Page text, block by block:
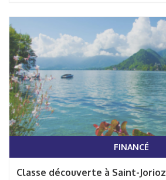
FINANCÉ
Classe découverte à Saint-Jorioz